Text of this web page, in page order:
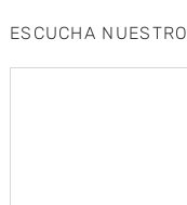
ESCUCHA NUESTRO